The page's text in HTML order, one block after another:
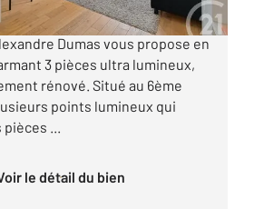
pied de la Place de la Réunion
Dumas vous propose en
3 pièces ultra lumineux,
rénové. Situé au 6ème
points lumineux qui
...
Voir le détail du bien